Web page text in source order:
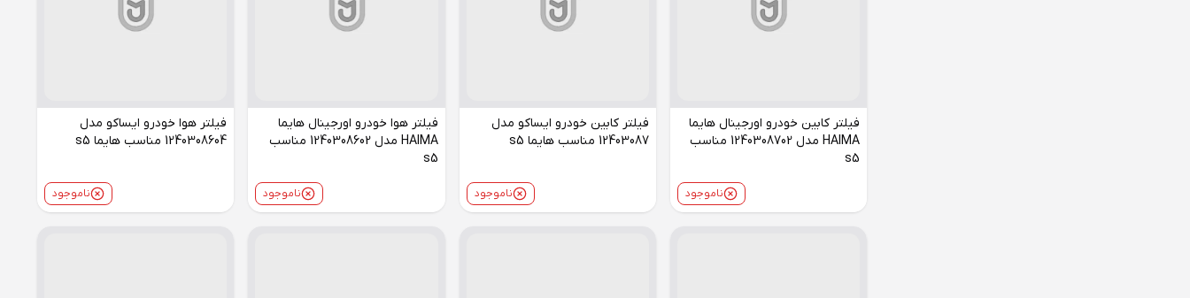
فیلتر کابین خودرو اورجینال هایما
HAIMA مدل 1240308702 مناسب
s5
ناموجود
فیلتر کابین خودرو ایساکو مدل
12403087 مناسب هایما s5
ناموجود
فیلتر هوا خودرو اورجينال هایما
HAIMA مدل 1240308602 مناسب
s5
ناموجود
فیلتر هوا خودرو ایساکو مدل
1240308604 مناسب هایما s5
ناموجود